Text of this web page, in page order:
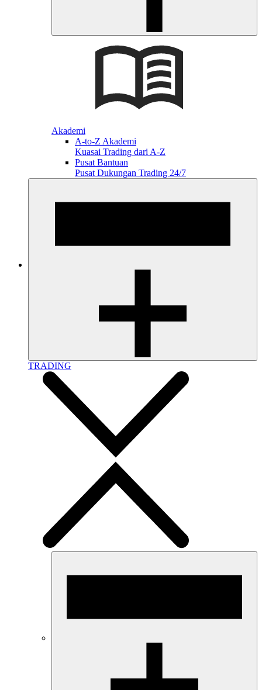
Akademi
A-to-Z Akademi
Kuasai Trading dari A-Z
Pusat Bantuan
Pusat Dukungan Trading 24/7
TRADING